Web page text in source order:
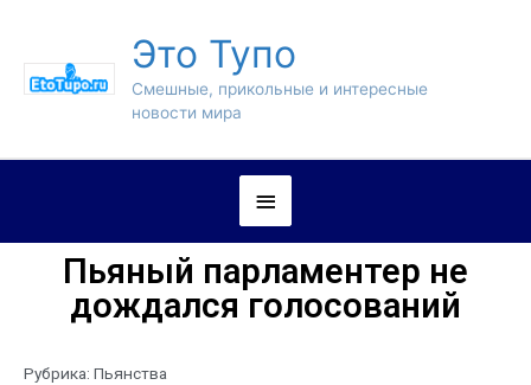
Это Тупо
Смешные, прикольные и интересные
новости мира
Пьяный парламентер не
дождался голосований
Рубрика: Пьянства